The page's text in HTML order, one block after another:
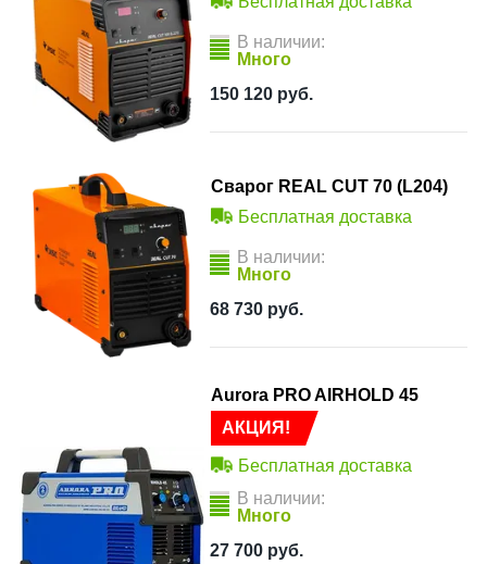
В наличии:
Много
150 120 руб.
Сварог REAL CUT 70 (L204)
Бесплатная доставка
В наличии:
Много
68 730 руб.
АКЦИЯ!
Aurora PRO AIRHOLD 45
Бесплатная доставка
В наличии:
Много
27 700 руб.